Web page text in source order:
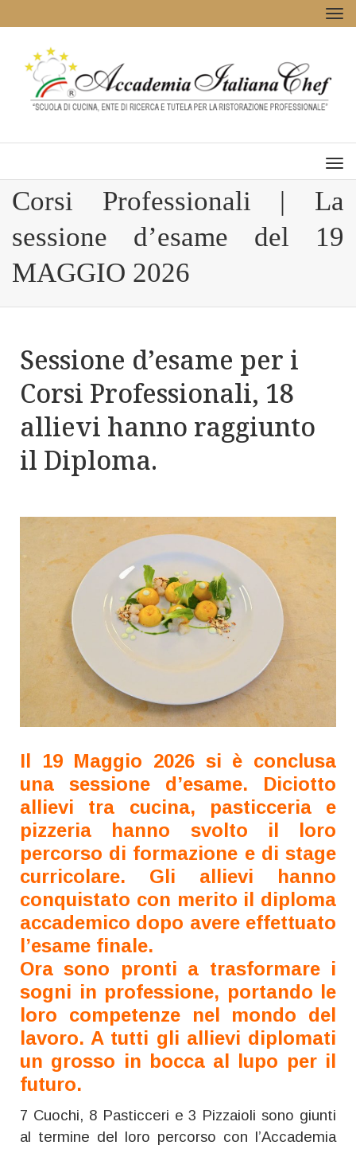
Corsi Professionali | La
sessione d’esame del 19
MAGGIO 2026
Sessione d’esame per i
Corsi Professionali, 18
allievi hanno raggiunto
il Diploma.
Il 19 Maggio 2026 si è conclusa
una sessione d’esame. Diciotto
allievi tra cucina, pasticceria e
pizzeria hanno svolto il loro
percorso di formazione e di stage
curricolare. Gli allievi hanno
conquistato con merito il diploma
accademico dopo avere effettuato
l’esame finale.
Ora sono pronti a trasformare i
sogni in professione, portando le
loro competenze nel mondo del
lavoro. A tutti gli allievi diplomati
un grosso in bocca al lupo per il
futuro.
7 Cuochi, 8 Pasticceri e 3 Pizzaioli sono giunti
al termine del loro percorso con l’Accademia